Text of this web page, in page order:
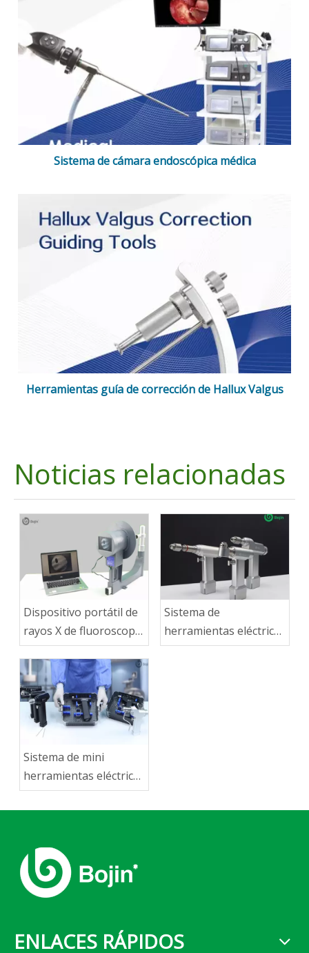
Sistema de cámara endoscópica médica
Herramientas guía de corrección de Hallux Valgus
Noticias relacionadas
Dispositivo portátil de
rayos X de fluoroscopia
BJI-2J2
Sistema de
herramientas eléctricas
monofuncional 4000
Sistema de mini
herramientas eléctricas
monofuncional 8000
ENLACES RÁPIDOS